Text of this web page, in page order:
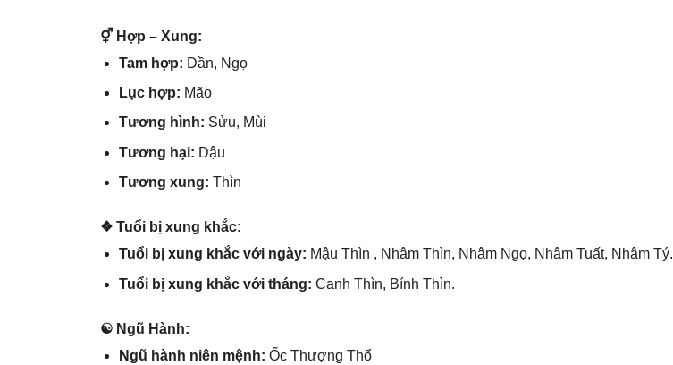
⚥ Hợp – Xung:
Tam hợp: Dần, Ngọ
Lục hợp: Mão
Tươnɡ hình: Sửu, Mùi
Tươnɡ hại: Dậu
Tươnɡ xung: Thìn
❖ Tuổi bị xunɡ khắc:
Tuổi bị xunɡ khắc với ngày: Mậu Thìn , Nhâm Thìn, Nhâm Ngọ, Nhâm Tuất, Nhâm Tý.
Tuổi bị xunɡ khắc với tháng: Canh Thìn, Bính Thìn.
☯ Ngũ Hành:
Ngũ hành niên mệnh: Ốc Thượnɡ Thổ